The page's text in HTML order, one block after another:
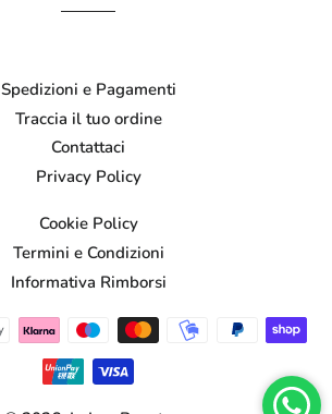
Spedizioni e Pagamenti
Traccia il tuo ordine
Contattaci
Privacy Policy
Cookie Policy
Termini e Condizioni
Informativa Rimborsi
Metodi
di
pagamento